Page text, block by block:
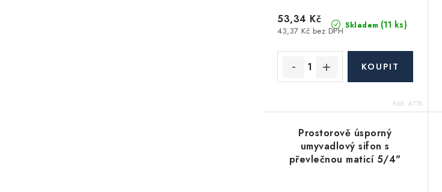
Skladem (11 ks)
43,37 Kč bez DPH
53,34 Kč
Kód: A770
Prostorově úsporný
umyvadlový sifon s
převlečnou maticí 5/4"